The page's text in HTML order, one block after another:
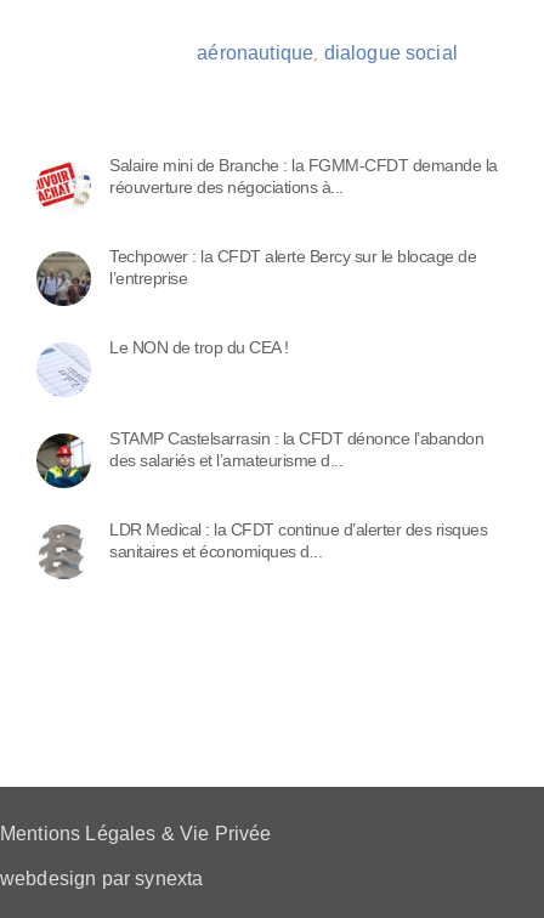
aéronautique, dialogue social
Salaire mini de Branche : la FGMM-CFDT demande la
réouverture des négociations à...
Techpower : la CFDT alerte Bercy sur le blocage de
l’entreprise
Le NON de trop du CEA !
STAMP Castelsarrasin : la CFDT dénonce l’abandon
des salariés et l’amateurisme d...
LDR Medical : la CFDT continue d’alerter des risques
sanitaires et économiques d...
Mentions Légales & Vie Privée
webdesign par synexta